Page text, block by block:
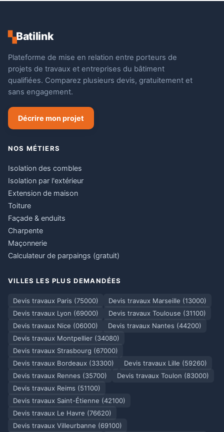
▚Batilink
Plateforme de mise en relation entre porteurs de
projets de travaux et entreprises du bâtiment
qualifiées. Comparez plusieurs devis, gratuitement et
sans engagement.
Décrire mon projet
NOS MÉTIERS
Isolation des combles
Isolation par l'extérieur
Extension de maison
Toiture
Façade & enduits
Charpente
Maçonnerie
Calculateur de parpaings (gratuit)
VILLES LES PLUS DEMANDÉES
Devis travaux Paris (75000)
Devis travaux Marseille (13000)
Devis travaux Lyon (69000)
Devis travaux Toulouse (31100)
Devis travaux Nice (06000)
Devis travaux Nantes (44200)
Devis travaux Montpellier (34080)
Devis travaux Strasbourg (67000)
Devis travaux Bordeaux (33300)
Devis travaux Lille (59260)
Devis travaux Rennes (35700)
Devis travaux Toulon (83000)
Devis travaux Reims (51100)
Devis travaux Saint-Étienne (42100)
Devis travaux Le Havre (76620)
Devis travaux Villeurbanne (69100)